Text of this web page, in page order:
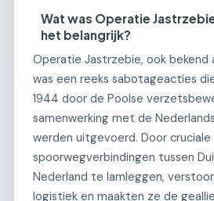
Wat was Operatie
het belangrijk?
Operatie Jastrzebie, ook bekend
was een reeks sabotageacties
1944 door de Poolse
samenwerking met de
werden uitgevoerd. Door cruciale
spoorwegverbindingen tussen
Nederland te lamleggen,
logistiek en maakten ze de